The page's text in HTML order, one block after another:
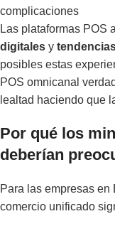
complicaciones
Las plataformas POS
digitales y
posibles estas
POS omnicanal
lealtad haciendo que
Por qué los
deberían
Para las empresas
comercio unificado